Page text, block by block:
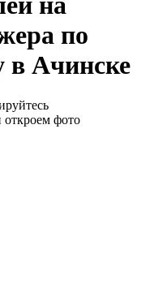
по
в Ачинске
фото